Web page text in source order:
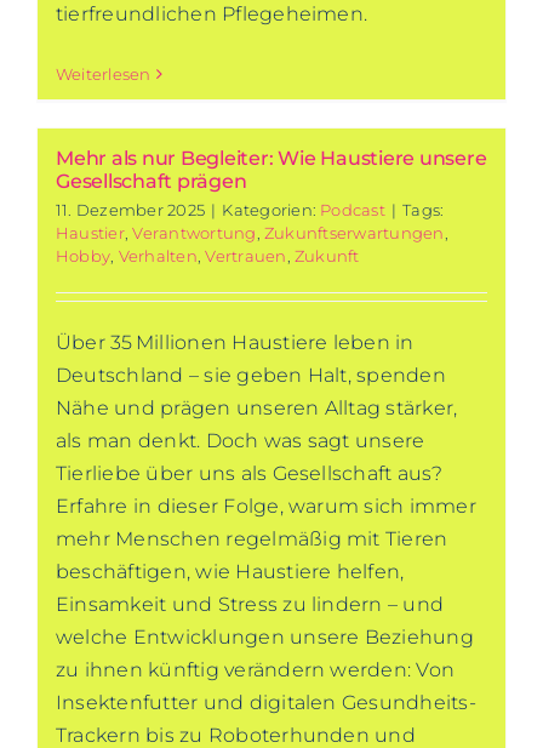
tierfreundlichen Pflegeheimen.
Weiterlesen
Mehr als nur Begleiter: Wie Haustiere unsere
Gesellschaft prägen
11. Dezember 2025 | Kategorien: Podcast | Tags:
Haustier,Verantwortung ,Zukunftserwartungen
Hobby Verhalten ,Vertrauen Zukunft
Über 35 Millionen Haustiere leben in
Deutschland – sie geben Halt, spenden
Nähe und prägen unseren Alltag stärker,
als man denkt. Doch was sagt unsere
Tierliebe über uns als Gesellschaft aus?
Erfahre in dieser Folge, warum sich immer
mehr Menschen regelmäßig mit Tieren
beschäftigen, wie Haustiere helfen,
Einsamkeit und Stress zu lindern – und
welche Entwicklungen unsere Beziehung
zu ihnen künftig verändern werden: Von
Insektenfutter und digitalen Gesundheits-
Trackern bis zu Roboterhunden und